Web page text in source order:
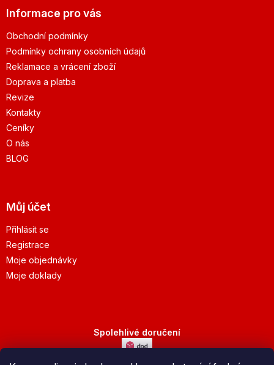
Informace pro vás
Obchodní podmínky
Podmínky ochrany osobních údajů
Reklamace a vrácení zboží
Doprava a platba
Revize
Kontakty
Ceníky
O nás
BLOG
Můj účet
Přihlásit se
Registrace
Moje objednávky
Moje doklady
Spolehlivé doručení